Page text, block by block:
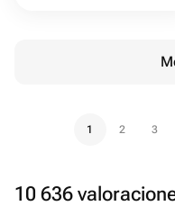
1 2 3
10 636